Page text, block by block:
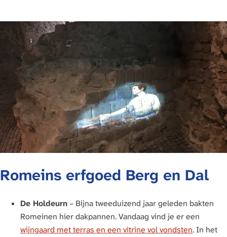
Romeins erfgoed Berg en Dal
De Holdeurn – Bijna tweeduizend jaar geleden bakten
Romeinen hier dakpannen. Vandaag vind je er een
wijngaard met terras en een vitrine vol vondsten. In het